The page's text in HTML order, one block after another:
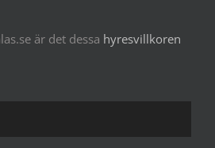
är det dessa hyresvillkoren